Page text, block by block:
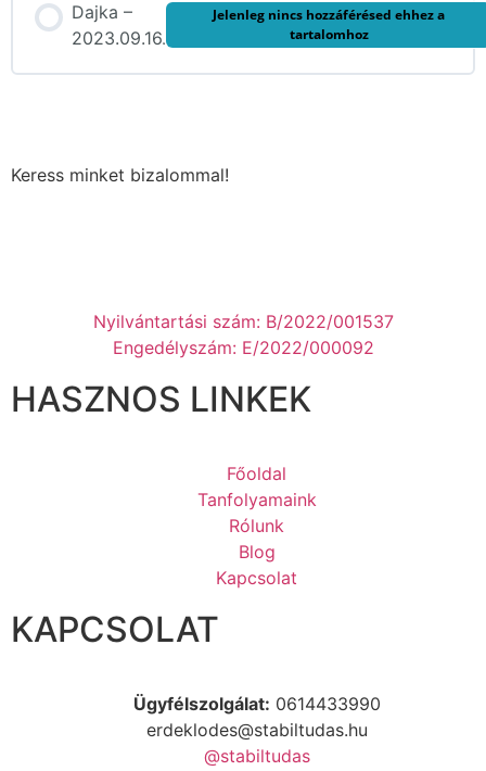
Dajka –
2023.09.16.
Jelenleg nincs hozzáférésed ehhez a
tartalomhoz
Keress minket bizalommal!
Nyilvántartási szám: B/2022/001537
Engedélyszám: E/2022/000092
HASZNOS LINKEK
Főoldal
Tanfolyamaink
Rólunk
Blog
Kapcsolat
KAPCSOLAT
Ügyfélszolgálat: 0614433990
erdeklodes@stabiltudas.hu
@stabiltudas